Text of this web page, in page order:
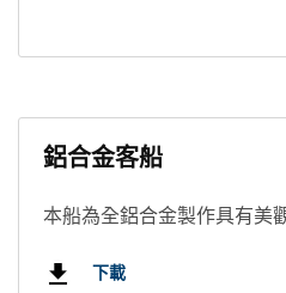
鋁合金客船
本船為全鋁合金製作具有美
下載